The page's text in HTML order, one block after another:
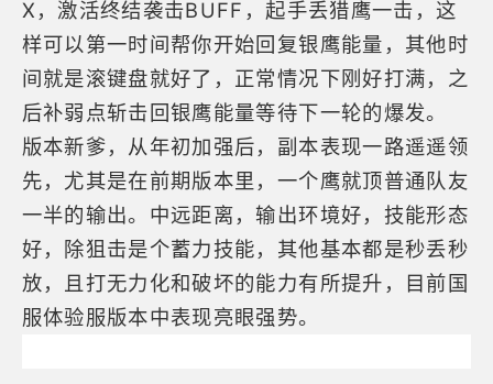
X，激活终结袭击BUFF，起手丢猎鹰一击，这
样可以第一时间帮你开始回复银鹰能量，其他时
间就是滚键盘就好了，正常情况下刚好打满，之
后补弱点斩击回银鹰能量等待下一轮的爆发。
版本新爹，从年初加强后，副本表现一路遥遥领
先，尤其是在前期版本里，一个鹰就顶普通队友
一半的输出。中远距离，输出环境好，技能形态
好，除狙击是个蓄力技能，其他基本都是秒丢秒
放，且打无力化和破坏的能力有所提升，目前国
服体验服版本中表现亮眼强势。